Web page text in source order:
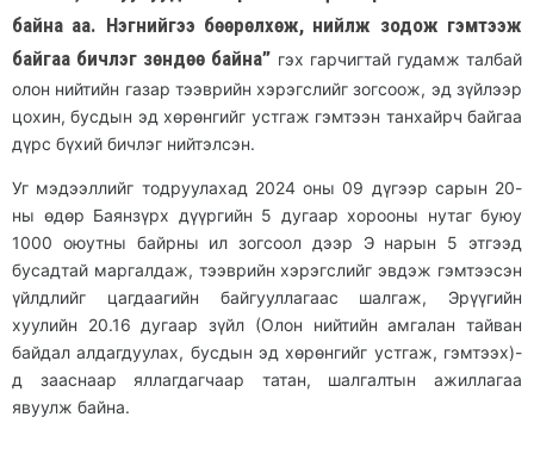
байна аа. Нэгнийгээ бөөрөлхөж, нийлж зодож гэмтээж
байгаа бичлэг зөндөө байна” гэх гарчигтай гудамж талбай
олон нийтийн газар тээврийн хэрэгслийг зогсоож, эд зүйлээр
цохин, бусдын эд хөрөнгийг устгаж гэмтээн танхайрч байгаа
дүрс бүхий бичлэг нийтэлсэн.
Уг мэдээллийг тодруулахад 2024 оны 09 дүгээр сарын 20-
ны өдөр Баянзүрх дүүргийн 5 дугаар хорооны нутаг буюу
1000 оюутны байрны ил зогсоол дээр Э нарын 5 этгээд
бусадтай маргалдаж, тээврийн хэрэгслийг эвдэж гэмтээсэн
үйлдлийг цагдаагийн байгууллагаас шалгаж, Эрүүгийн
хуулийн 20.16 дугаар зүйл (Олон нийтийн амгалан тайван
байдал алдагдуулах, бусдын эд хөрөнгийг устгаж, гэмтээх)-
д зааснаар яллагдагчаар татан, шалгалтын ажиллагаа
явуулж байна.